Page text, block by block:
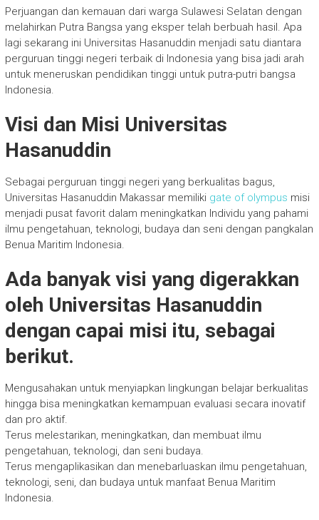
Perjuangan dan kemauan dari warga Sulawesi Selatan dengan
melahirkan Putra Bangsa yang eksper telah berbuah hasil. Apa
lagi sekarang ini Universitas Hasanuddin menjadi satu diantara
perguruan tinggi negeri terbaik di Indonesia yang bisa jadi arah
untuk meneruskan pendidikan tinggi untuk putra-putri bangsa
Indonesia.
Visi dan Misi Universitas
Hasanuddin
Sebagai perguruan tinggi negeri yang berkualitas bagus,
Universitas Hasanuddin Makassar memiliki gate of olympus misi
menjadi pusat favorit dalam meningkatkan Individu yang pahami
ilmu pengetahuan, teknologi, budaya dan seni dengan pangkalan
Benua Maritim Indonesia.
Ada banyak visi yang digerakkan
oleh Universitas Hasanuddin
dengan capai misi itu, sebagai
berikut.
Mengusahakan untuk menyiapkan lingkungan belajar berkualitas
hingga bisa meningkatkan kemampuan evaluasi secara inovatif
dan pro aktif.
Terus melestarikan, meningkatkan, dan membuat ilmu
pengetahuan, teknologi, dan seni budaya.
Terus mengaplikasikan dan menebarluaskan ilmu pengetahuan,
teknologi, seni, dan budaya untuk manfaat Benua Maritim
Indonesia.